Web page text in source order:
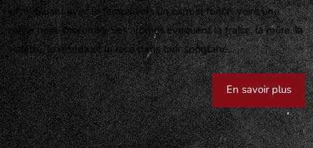
vif, évoluant avec le temps vers un carmin foncé, voire une
cerise noire profonde. Ses arômes évoquent la fraise, la mûre, la
violette, le réséda et la rose dans leur spontané...
En savoir plus